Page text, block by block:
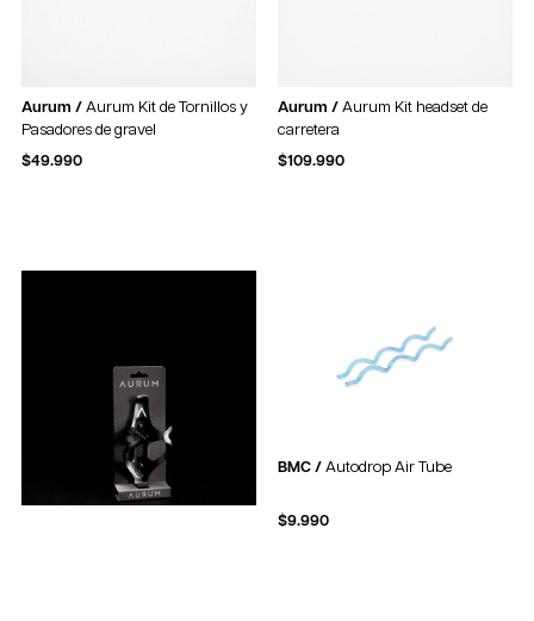
Aurum / Aurum Kit de Tornillos y
Pasadores de gravel
$49.990
Aurum / Aurum Kit headset de
carretera
$109.990
BMC / Autodrop Air Tube
$9.990